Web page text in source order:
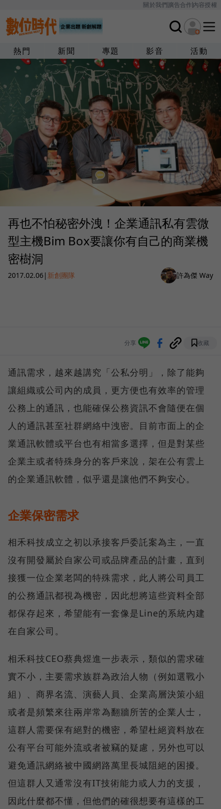
關於我們廣告合作內容授權
熱門 新聞 專題 影音 活動
再也不怕秘密外洩！企業通訊私有雲微
型主機Bim Box要讓你有自己的商業機
密樹洞
2017.02.06| 新創團隊 許為傑 Way
分享 收藏
通訊需求，越來越講究「公私分明」，除了能夠
讓組織或公司內的成員，更方便也有效率的管理
公務上的通訊，也能確保公務資訊不會隨便在個
人的通訊甚至社群網絡中洩密。目前市面上的企
業通訊軟體或平台也有相當多選擇，但是對某些
企業主或者特殊身分的客戶來說，架在公有雲上
的企業通訊軟體，似乎還是讓他們不夠安心。
企業保密需求
相禾科技成立之初以承接客戶委託案為主，一直
沒有開發屬於自家公司或品牌產品的計畫，直到
接獲一位企業老闆的特殊需求，此人將公司員工
的公務通訊都視為機密，因此想將這些資料全部
都保存起來，希望能有一套像是Line的系統內建
在自家公司。
相禾科技CEO蔡典煜進一步表示，類似的需求確
實不小，主要需求族群為政治人物（例如選戰小
組）、商界名流、演藝人員、企業高層決策小組
或者是頻繁來往兩岸常為翻牆所苦的企業人士，
這群人需要保有絕對的機密，希望杜絕資料放在
公有平台可能外流或者被竊的疑慮，另外也可以
避免通訊網絡被中國網路萬里長城阻絕的困擾。
但這群人又通常沒有IT技術能力或人力的支援，
因此什麼都不懂，但他們的確很想要有這樣的工